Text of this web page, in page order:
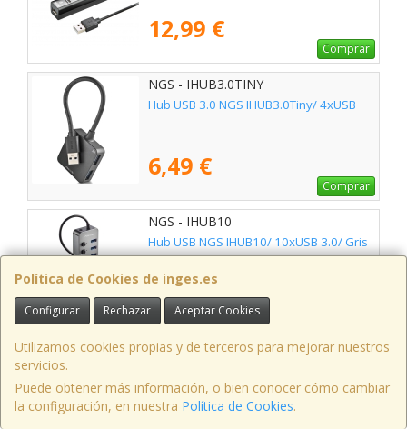
12,99 €
Comprar
NGS - IHUB3.0TINY
Hub USB 3.0 NGS IHUB3.0Tiny/ 4xUSB
6,49 €
Comprar
NGS - IHUB10
Hub USB NGS IHUB10/ 10xUSB 3.0/ Gris
34,75 €
NGS - IHUB4MICRO
Hub USB NGS IHUB4 Micro/ 4xUSB/ Gris
Política de Cookies de inges.es
Configurar Rechazar Aceptar Cookies
Utilizamos cookies propias y de terceros para mejorar nuestros
servicios.
Puede obtener más información, o bien conocer cómo cambiar
la configuración, en nuestra Política de Cookies.